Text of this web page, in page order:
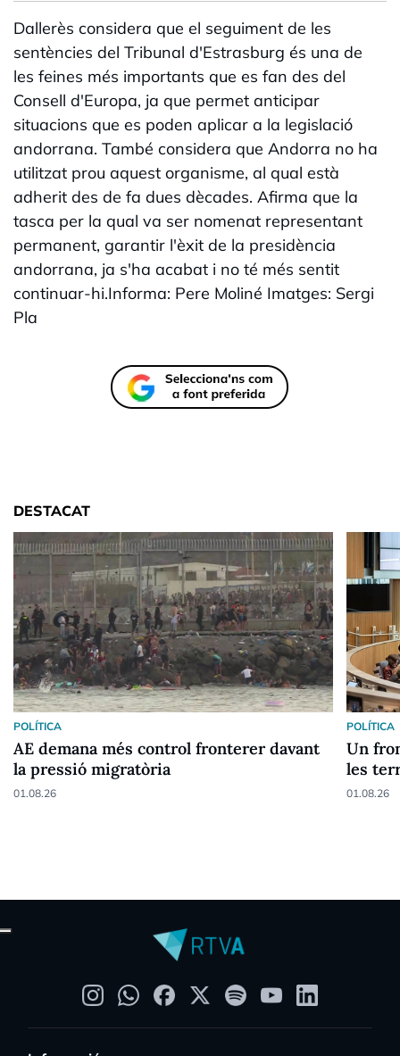
Dallerès considera que el seguiment de les
sentències del Tribunal d'Estrasburg és una de
les feines més importants que es fan des del
Consell d'Europa, ja que permet anticipar
situacions que es poden aplicar a la legislació
andorrana. També considera que Andorra no ha
utilitzat prou aquest organisme, al qual està
adherit des de fa dues dècades. Afirma que la
tasca per la qual va ser nomenat representant
permanent, garantir l'èxit de la presidència
andorrana, ja s'ha acabat i no té més sentit
continuar-hi.Informa: Pere Moliné Imatges: Sergi
Pla
DESTACAT
POLÍTICA
AE demana més control fronterer davant
la pressió migratòria
01.08.26
POLÍTICA
Un
les
01.08.26